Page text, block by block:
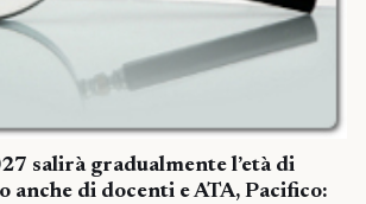
salirà gradualmente l’età di
anche di docenti e ATA, Pacifico: